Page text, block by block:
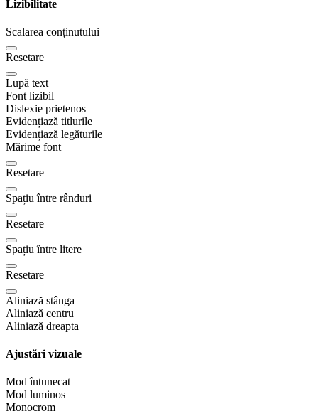
Lizibilitate
Scalarea conținutului
Resetare
Lupă text
Font lizibil
Dislexie prietenos
Evidențiază titlurile
Evidențiază legăturile
Mărime font
Resetare
Spațiu între rânduri
Resetare
Spațiu între litere
Resetare
Aliniază stânga
Aliniază centru
Aliniază dreapta
Ajustări vizuale
Mod întunecat
Mod luminos
Monocrom